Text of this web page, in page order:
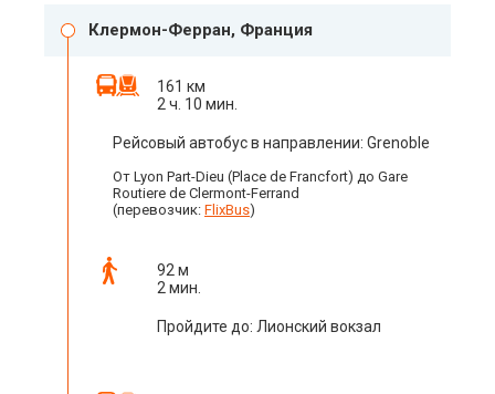
Клермон-Ферран, Франция
161 км
2 ч. 10 мин.
Рейсовый автобус в направлении: Grenoble
От Lyon Part-Dieu (Place de Francfort) до Gare
Routiere de Clermont-Ferrand
(перевозчик: FlixBus)
92 м
2 мин.
Пройдите до: Лионский вокзал